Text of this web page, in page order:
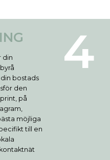
din
bostads
den
på
möjliga
till en